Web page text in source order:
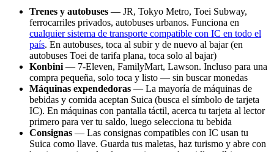
Trenes y autobuses — JR, Tokyo Metro, Toei Subway,
ferrocarriles privados, autobuses urbanos. Funciona en
cualquier sistema de transporte compatible con IC en todo el
país. En autobuses, toca al subir y de nuevo al bajar (en
autobuses Toei de tarifa plana, toca solo al bajar)
Konbini — 7-Eleven, FamilyMart, Lawson. Incluso para una
compra pequeña, solo toca y listo — sin buscar monedas
Máquinas expendedoras — La mayoría de máquinas de
bebidas y comida aceptan Suica (busca el símbolo de tarjeta
IC). En máquinas con pantalla táctil, acerca tu tarjeta al lector
primero para ver tu saldo, luego selecciona tu bebida
Consignas — Las consignas compatibles con IC usan tu
Suica como llave. Guarda tus maletas, haz turismo y abre con